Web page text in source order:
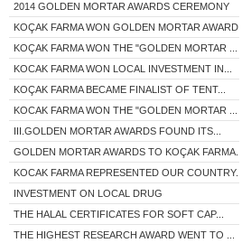
2014 GOLDEN MORTAR AWARDS CEREMONY
KOÇAK FARMA WON GOLDEN MORTAR AWARD...
KOÇAK FARMA WON THE "GOLDEN MORTAR ...
KOCAK FARMA WON LOCAL INVESTMENT IN...
KOÇAK FARMA BECAME FINALIST OF TENT...
KOCAK FARMA WON THE "GOLDEN MORTAR ...
III.GOLDEN MORTAR AWARDS FOUND ITS...
GOLDEN MORTAR AWARDS TO KOÇAK FARMA...
KOCAK FARMA REPRESENTED OUR COUNTRY...
INVESTMENT ON LOCAL DRUG
THE HALAL CERTIFICATES FOR SOFT CAP...
THE HIGHEST RESEARCH AWARD WENT TO ...